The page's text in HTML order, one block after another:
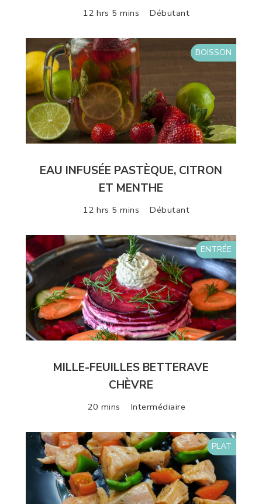
12 hrs 5 mins Débutant
BOISSON
EAU INFUSÉE PASTÈQUE, CITRON
ET MENTHE
12 hrs 5 mins Débutant
ENTRÉE
MILLE-FEUILLES BETTERAVE
CHÈVRE
20 mins Intermédiaire
PLAT